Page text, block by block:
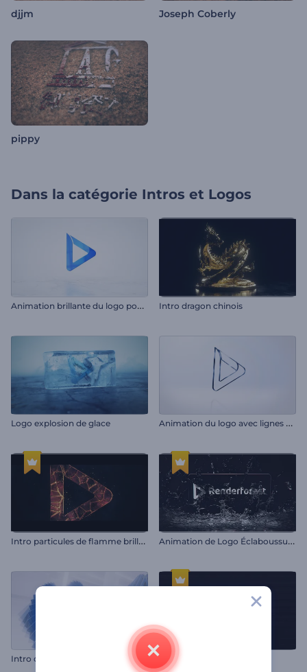
djjm Joseph Coberly
pippy
Dans la catégorie Intros et Logos
A
nimation brillante du logo pour entreprises Intro dragon chinois
Logo explosion de glace A
nimation du logo avec lignes claires
I
ntro particules de flamme brillantes A
nimation de Logo Éclaboussure au Ralenti
Logo polychrome glitch